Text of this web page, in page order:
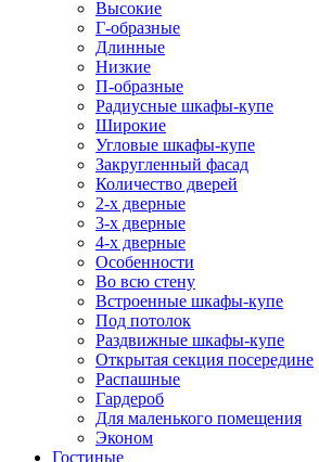
Высокие
Г-образные
Длинные
Низкие
П-образные
Радиусные шкафы-купе
Широкие
Угловые шкафы-купе
Закругленный фасад
Количество дверей
2-х дверные
3-х дверные
4-х дверные
Особенности
Во всю стену
Встроенные шкафы-купе
Под потолок
Раздвижные шкафы-купе
Открытая секция посередине
Распашные
Гардероб
Для маленького помещения
Эконом
Гостиные